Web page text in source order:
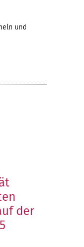
und
der